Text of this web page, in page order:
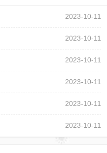
2023-10-11
2023-10-11
2023-10-11
2023-10-11
2023-10-11
2023-10-11